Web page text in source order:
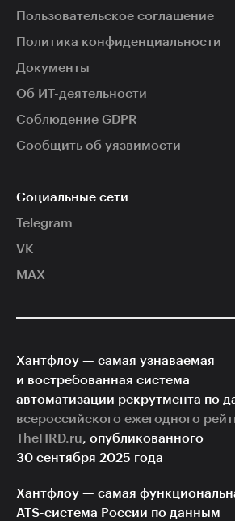
Пользовательское соглашение
Политика конфиденциальности
Документы
Об ИТ-деятельности
Соблюдение GDPR
Сообщить об уязвимости
Социальные сети
Telegram
VK
MAX
Хантфлоу — самая узнаваемая
и востребованная система
автоматизации рекрутмента по
всероссийского ежегодного
TheHRD.ru, опубликованного
30 сентября 2025 года
Хантфлоу — самая
ATS-система России по данным